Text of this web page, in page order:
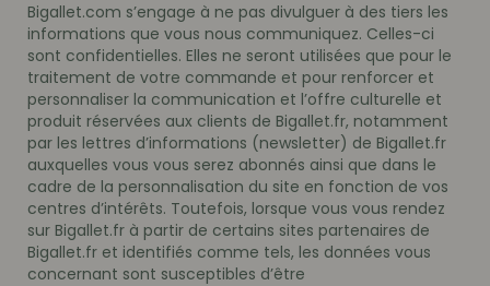
Bigallet.com s’engage à ne pas divulguer à des tiers les
informations que vous nous communiquez. Celles-ci
sont confidentielles. Elles ne seront utilisées que pour le
traitement de votre commande et pour renforcer et
personnaliser la communication et l’offre culturelle et
produit réservées aux clients de Bigallet.fr, notamment
par les lettres d’informations (newsletter) de Bigallet.fr
auxquelles vous vous serez abonnés ainsi que dans le
cadre de la personnalisation du site en fonction de vos
centres d’intérêts. Toutefois, lorsque vous vous rendez
sur Bigallet.fr à partir de certains sites partenaires de
Bigallet.fr et identifiés comme tels, les données vous
concernant sont susceptibles d’être